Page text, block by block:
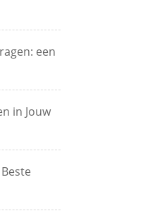
een
in Jouw